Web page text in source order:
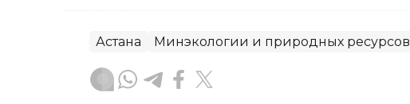
Астана Минэкологии и природных ресурсов